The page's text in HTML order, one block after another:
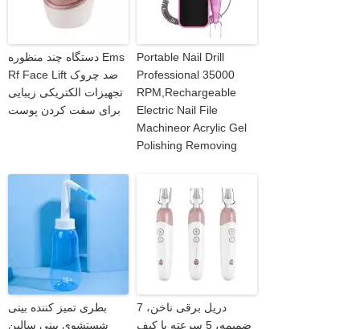
دستگاه چند منظوره Ems
Rf Face Lift ضد چروک
تجهیزات الکتریکی زیبایی
برای سفت کردن پوست
Portable Nail Drill
Professional 35000
RPM,Rechargeable
Electric Nail File
Machineor Acrylic Gel
Polishing Removing
بطری تمیز کننده بینی
شستشوی بینی سالین
دریل برقی ناخن، 7
ضمیمه، 5 سرعته با کیف